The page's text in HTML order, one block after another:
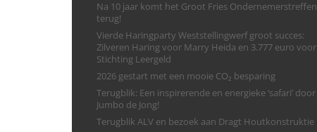
Na 10 jaar komt het Groot Fries Ondernemerstreffen
terug!
Vierde Haringparty Weststellingwerf groot succes:
Zilveren Haring voor Marry Heida en 3.777 euro voor
Stichting Leergeld
2026 gestart met een mooie CO₂ besparing
Terugblik: Een inspirerende en energieke ‘safari’ door
Jumbo de Jong!
Terugblik ALV en bezoek aan Dragt Houtkonstruktie